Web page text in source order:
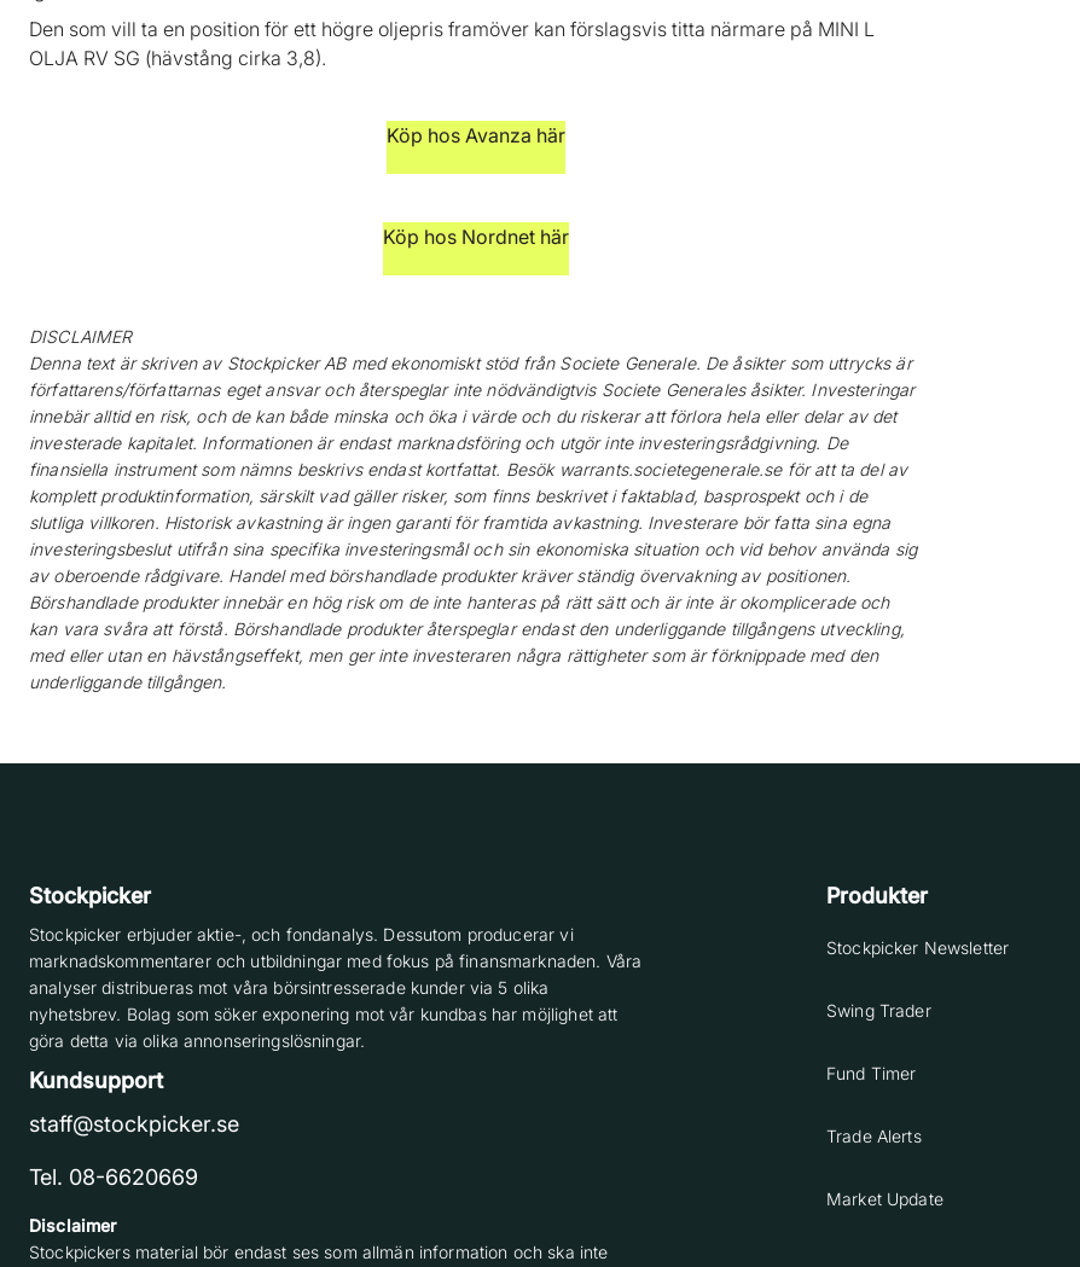
Den som vill ta en position för ett högre oljepris framöver kan förslagsvis titta närmare på MINI L
OLJA RV SG (hävstång cirka 3,8).
Köp hos Avanza här
Köp hos Nordnet här
DISCLAIMER
Denna text är skriven av Stockpicker AB med ekonomiskt stöd från Societe Generale. De åsikter som uttrycks är
författarens/författarnas eget ansvar och återspeglar inte nödvändigtvis Societe Generales åsikter. Investeringar
innebär alltid en risk, och de kan både minska och öka i värde och du riskerar att förlora hela eller delar av det
investerade kapitalet. Informationen är endast marknadsföring och utgör inte investeringsrådgivning. De
finansiella instrument som nämns beskrivs endast kortfattat. Besök warrants.societegenerale.se för att ta del av
komplett produktinformation, särskilt vad gäller risker, som finns beskrivet i faktablad, basprospekt och i de
slutliga villkoren. Historisk avkastning är ingen garanti för framtida avkastning. Investerare bör fatta sina egna
investeringsbeslut utifrån sina specifika investeringsmål och sin ekonomiska situation och vid behov använda sig
av oberoende rådgivare. Handel med börshandlade produkter kräver ständig övervakning av positionen.
Börshandlade produkter innebär en hög risk om de inte hanteras på rätt sätt och är inte är okomplicerade och
kan vara svåra att förstå. Börshandlade produkter återspeglar endast den underliggande tillgångens utveckling,
med eller utan en hävstångseffekt, men ger inte investeraren några rättigheter som är förknippade med den
underliggande tillgången.
Stockpicker
Stockpicker erbjuder aktie-, och fondanalys. Dessutom producerar vi
marknadskommentarer och utbildningar med fokus på finansmarknaden. Våra
analyser distribueras mot våra börsintresserade kunder via 5 olika
nyhetsbrev. Bolag som söker exponering mot vår kundbas har möjlighet att
göra detta via olika annonseringslösningar.
Kundsupport
staff@stockpicker.se
Tel. 08-6620669
Disclaimer
Stockpickers material bör endast ses som allmän information och ska inte
Produkter
Stockpicker Newsletter
Swing Trader
Fund Timer
Trade Alerts
Market Update